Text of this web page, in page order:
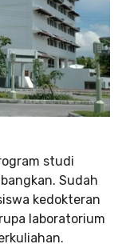
studi
Sudah
kedokteran
laboratorium